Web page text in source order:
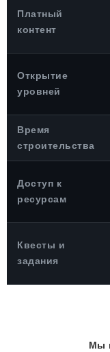
Платный
контент
Открытие
уровней
Время
строительства
Доступ к
ресурсам
Квесты и
задания
Мы